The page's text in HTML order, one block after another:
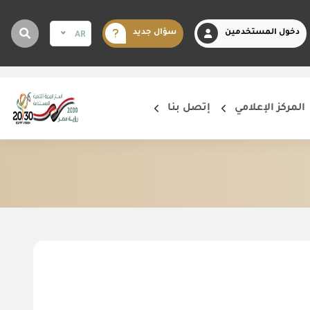
دخول المستخدمين سؤال جديد AR
المركز الإعلامي إتصل بنا